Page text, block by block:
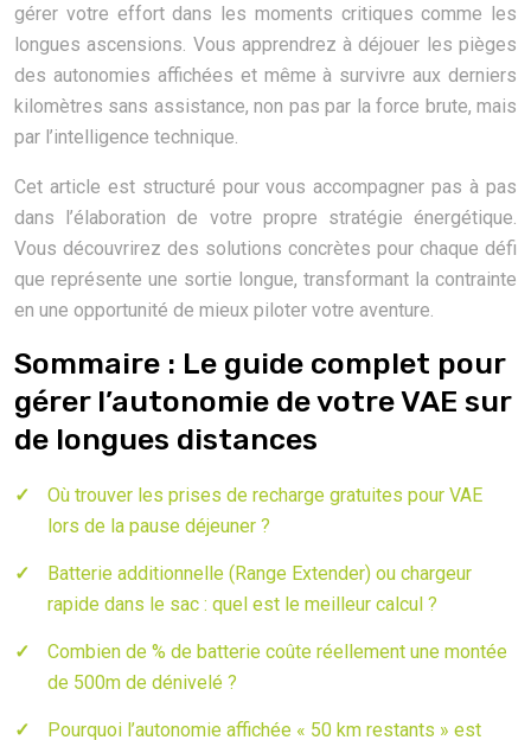
gérer votre effort dans les moments critiques comme les
longues ascensions. Vous apprendrez à déjouer les pièges
des autonomies affichées et même à survivre aux derniers
kilomètres sans assistance, non pas par la force brute, mais
par l’intelligence technique.
Cet article est structuré pour vous accompagner pas à pas
dans l’élaboration de votre propre stratégie énergétique.
Vous découvrirez des solutions concrètes pour chaque défi
que représente une sortie longue, transformant la contrainte
en une opportunité de mieux piloter votre aventure.
Sommaire : Le guide complet pour
gérer l’autonomie de votre VAE sur
de longues distances
Où trouver les prises de recharge gratuites pour VAE
lors de la pause déjeuner ?
Batterie additionnelle (Range Extender) ou chargeur
rapide dans le sac : quel est le meilleur calcul ?
Combien de % de batterie coûte réellement une montée
de 500m de dénivelé ?
Pourquoi l’autonomie affichée « 50 km restants » est